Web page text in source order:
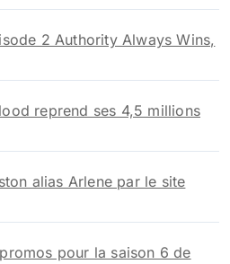
2 Authority Always Wins,
reprend ses 4,5 millions
alias Arlene par le site
pour la saison 6 de